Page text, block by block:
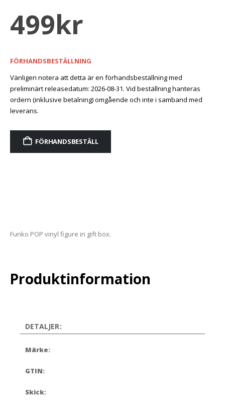
499kr
FÖRHANDSBESTÄLLNING
Vänligen notera att detta är en förhandsbeställning med
preliminärt releasedatum: 2026-08-31. Vid beställning hanteras
ordern (inklusive betalning) omgående och inte i samband med
leverans.
FÖRHANDSBESTÄLL
Alternative:
Funko POP vinyl figure in gift box.
Produktinformation
DETALJER:
Märke:
GTIN:
Skick: